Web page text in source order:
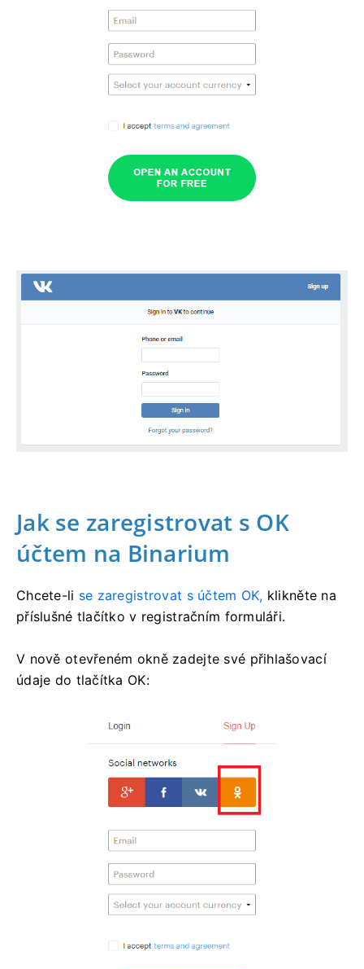
Jak se zaregistrovat s OK
účtem na Binarium
Chcete-li se zaregistrovat s účtem OK, klikněte na
příslušné tlačítko v registračním formuláři.
V nově otevřeném okně zadejte své přihlašovací
údaje do tlačítka OK: